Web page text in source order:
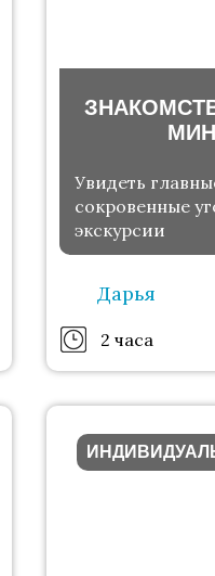
Увидеть
сокровенные
экскурсии
Дарья
2 часа